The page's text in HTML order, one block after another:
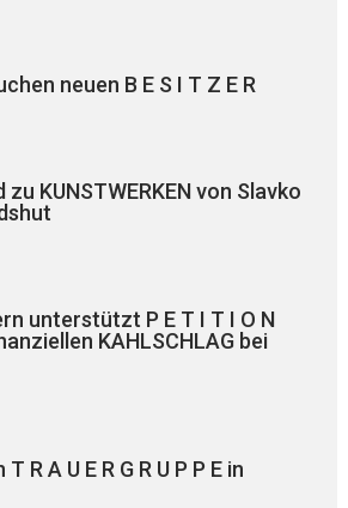
neuen B E S I T Z E R
KUNSTWERKEN von Slavko
unterstützt P E T I T I O N
KAHLSCHLAG bei
R A U E R G R U P P E in